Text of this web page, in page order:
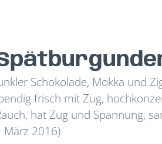
Schokolade, Mokka und
frisch mit Zug,
hat Zug und Spannung,
März 2016)